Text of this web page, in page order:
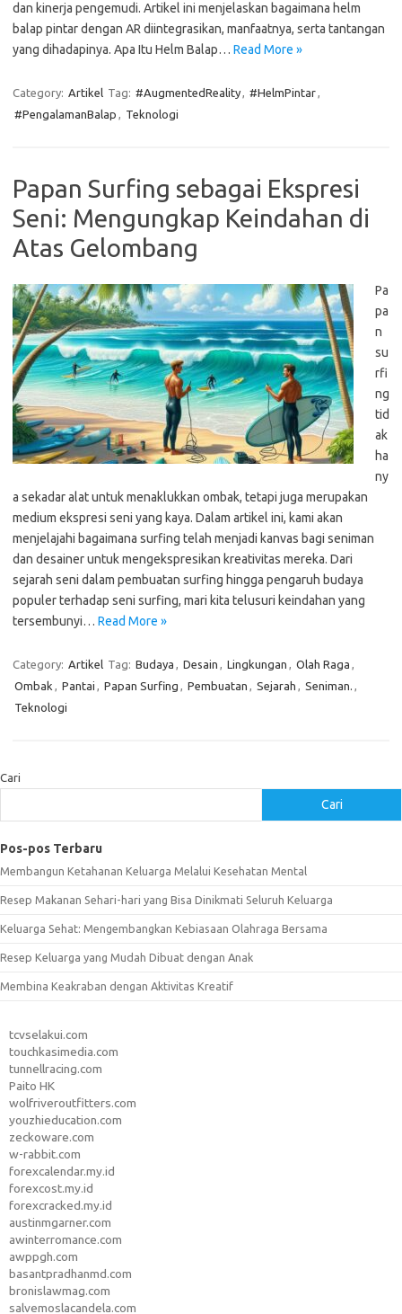
dan kinerja pengemudi. Artikel ini menjelaskan bagaimana helm
balap pintar dengan AR diintegrasikan, manfaatnya, serta tantangan
yang dihadapinya. Apa Itu Helm Balap… Read More »
Category: Artikel Tag: #AugmentedReality, #HelmPintar,
#PengalamanBalap , Teknologi
Papan Surfing sebagai Ekspresi
Seni: Mengungkap Keindahan di
Atas Gelombang
Pa
pa
n
su
rfi
ng
tid
ak
ha
ny
a sekadar alat untuk menaklukkan ombak, tetapi juga merupakan
medium ekspresi seni yang kaya. Dalam artikel ini, kami akan
menjelajahi bagaimana surfing telah menjadi kanvas bagi seniman
dan desainer untuk mengekspresikan kreativitas mereka. Dari
sejarah seni dalam pembuatan surfing hingga pengaruh budaya
populer terhadap seni surfing, mari kita telusuri keindahan yang
tersembunyi… Read More »
Category: Artikel Tag: Budaya , Desain , Lingkungan , Olah Raga ,
Ombak , Pantai , Papan Surfing , Pembuatan , Sejarah , Seniman. ,
Teknologi
Cari
Cari
Pos-pos Terbaru
Membangun Ketahanan Keluarga Melalui Kesehatan Mental
Resep Makanan Sehari-hari yang Bisa Dinikmati Seluruh Keluarga
Keluarga Sehat: Mengembangkan Kebiasaan Olahraga Bersama
Resep Keluarga yang Mudah Dibuat dengan Anak
Membina Keakraban dengan Aktivitas Kreatif
tcvselakui.com
touchkasimedia.com
tunnellracing.com
Paito HK
wolfriveroutfitters.com
youzhieducation.com
zeckoware.com
w-rabbit.com
forexcalendar.my.id
forexcost.my.id
forexcracked.my.id
austinmgarner.com
awinterromance.com
awppgh.com
basantpradhanmd.com
bronislawmag.com
salvemoslacandela.com